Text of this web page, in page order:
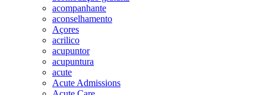
acompanhante
aconselhamento
Açores
acrilico
acupuntor
acupuntura
acute
Acute Admissions